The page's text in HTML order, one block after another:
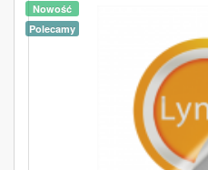
Nowość
Polecamy